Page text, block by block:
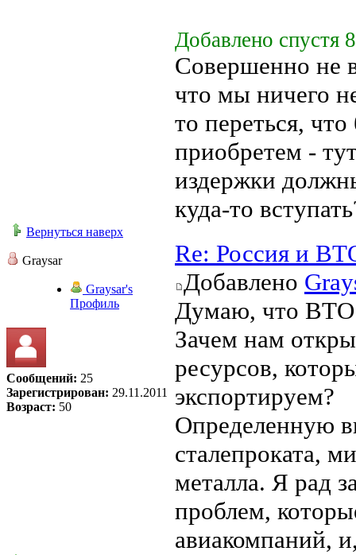
Добавлено спустя
Совершенно не
что мы ничего
то переться,
приобретем -
издержки
куда-то
Вернуться наверх
Graysar
Graysar's
Профиль
Сообщений: 25
Зарегистрирован: 29.11.2011
Возраст: 50
Re: Россия и
Добавлено
Думаю, что ВТО
Зачем нам
ресурсов,
экспортируем?
Определенную
сталепроката,
металла. Я рад
проблем,
авиакомпаний,